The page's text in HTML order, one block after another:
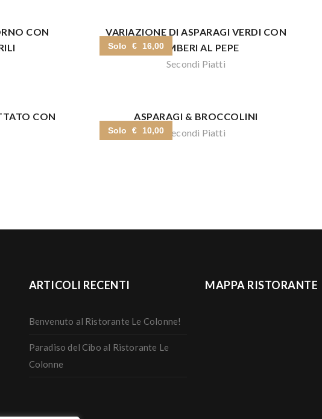
CON
Solo € 16,00
VARIAZIONE DI ASPARAGI VERDI CON
GAMBERI AL PEPE
Secondi Piatti
CON
Solo € 10,00
ASPARAGI & BROCCOLINI
Secondi Piatti
ARTICOLI RECENTI
Benvenuto al Ristorante Le Colonne!
Paradiso del Cibo al Ristorante Le
Colonne
MAPPA RISTORANTE